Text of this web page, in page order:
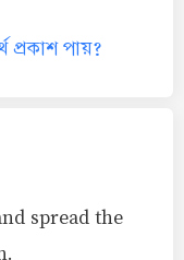
প্রকাশ পায়?
spread the